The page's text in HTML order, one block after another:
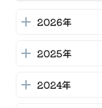
栗東市で
人気エリア
2026年
2025年
2024年